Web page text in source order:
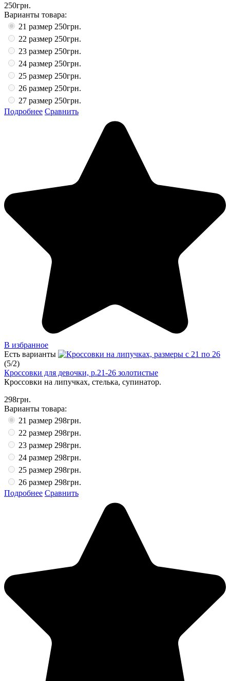
250грн.
Варианты товара:
21 размер 250грн.
22 размер 250грн.
23 размер 250грн.
24 размер 250грн.
25 размер 250грн.
26 размер 250грн.
27 размер 250грн.
Подробнее Сравнить
В избранное
Есть варианты
(5/2)
Кроссовки для девочки, р.21-26 золотистые
Кроссовки на липучках, стелька, супинатор.
298грн.
Варианты товара:
21 размер 298грн.
22 размер 298грн.
23 размер 298грн.
24 размер 298грн.
25 размер 298грн.
26 размер 298грн.
Подробнее Сравнить